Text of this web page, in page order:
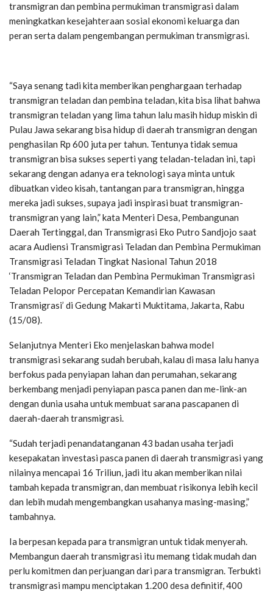
transmigran dan pembina permukiman transmigrasi dalam
meningkatkan kesejahteraan sosial ekonomi keluarga dan
peran serta dalam pengembangan permukiman transmigrasi.
“Saya senang tadi kita memberikan penghargaan terhadap
transmigran teladan dan pembina teladan, kita bisa lihat bahwa
transmigran teladan yang lima tahun lalu masih hidup miskin di
Pulau Jawa sekarang bisa hidup di daerah transmigran dengan
penghasilan Rp 600 juta per tahun. Tentunya tidak semua
transmigran bisa sukses seperti yang teladan-teladan ini, tapi
sekarang dengan adanya era teknologi saya minta untuk
dibuatkan video kisah, tantangan para transmigran, hingga
mereka jadi sukses, supaya jadi inspirasi buat transmigran-
transmigran yang lain,” kata Menteri Desa, Pembangunan
Daerah Tertinggal, dan Transmigrasi Eko Putro Sandjojo saat
acara Audiensi Transmigrasi Teladan dan Pembina Permukiman
Transmigrasi Teladan Tingkat Nasional Tahun 2018
‘Transmigran Teladan dan Pembina Permukiman Transmigrasi
Teladan Pelopor Percepatan Kemandirian Kawasan
Transmigrasi’ di Gedung Makarti Muktitama, Jakarta, Rabu
(15/08).
Selanjutnya Menteri Eko menjelaskan bahwa model
transmigrasi sekarang sudah berubah, kalau di masa lalu hanya
berfokus pada penyiapan lahan dan perumahan, sekarang
berkembang menjadi penyiapan pasca panen dan me-link-an
dengan dunia usaha untuk membuat sarana pascapanen di
daerah-daerah transmigrasi.
“Sudah terjadi penandatanganan 43 badan usaha terjadi
kesepakatan investasi pasca panen di daerah transmigrasi yang
nilainya mencapai 16 Triliun, jadi itu akan memberikan nilai
tambah kepada transmigran, dan membuat risikonya lebih kecil
dan lebih mudah mengembangkan usahanya masing-masing,”
tambahnya.
Ia berpesan kepada para transmigran untuk tidak menyerah.
Membangun daerah transmigrasi itu memang tidak mudah dan
perlu komitmen dan perjuangan dari para transmigran. Terbukti
transmigrasi mampu menciptakan 1.200 desa definitif, 400